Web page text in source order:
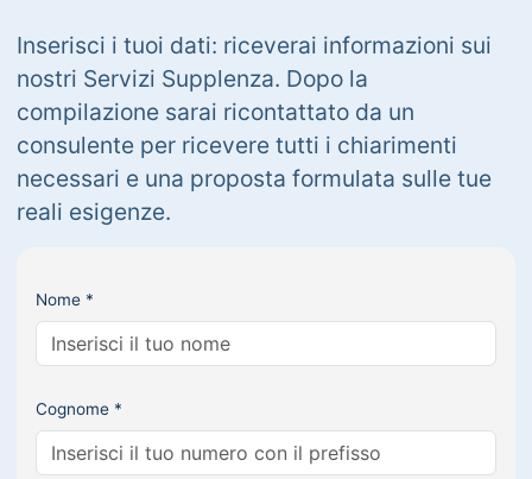
Inserisci i tuoi dati: riceverai informazioni sui
nostri Servizi Supplenza. Dopo la
compilazione sarai ricontattato da un
consulente per ricevere tutti i chiarimenti
necessari e una proposta formulata sulle tue
reali esigenze.
Nome *
Cognome *